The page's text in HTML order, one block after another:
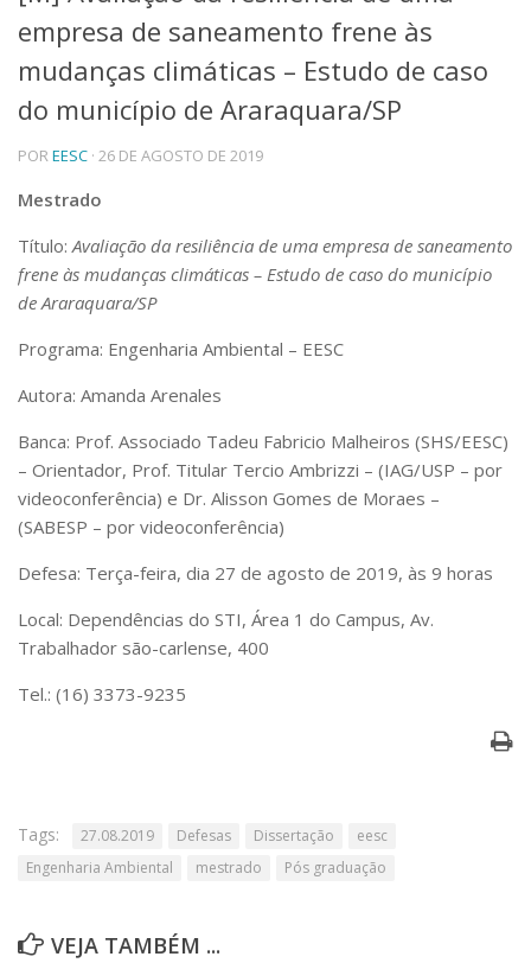
Telefones e Mapas
Pessoas
Ensino
Graduação
Educação a distância
Cursos de Extensão
Linhas de Pesquisa
Centros, Núcleos e Projetos em Rede
Pós-doutorado
Iniciação Científica
Transferência de Tecnologia
Empresas Juniores
Artes, Cultura e Esportes
Museus e Espaços Interativos
Bibliotecas
Segurança, Trânsito e Prevenção
RH, Administrativo e Financeiro
Comunicação
Defesa de Teses
empresa de saneamento frene às
mudanças climáticas – Estudo de caso
do município de Araraquara/SP
POREESC · 26 DE AGOSTO DE 2019
Mestrado
Título: Avaliação da resiliência de uma empresa de saneamento
frene às mudanças climáticas – Estudo de caso do município
de Araraquara/SP
Programa: Engenharia Ambiental – EESC
Autora: Amanda Arenales
Banca: Prof. Associado Tadeu Fabricio Malheiros (SHS/EESC)
– Orientador, Prof. Titular Tercio Ambrizzi – (IAG/USP – por
videoconferência) e Dr. Alisson Gomes de Moraes –
(SABESP – por videoconferência)
Defesa: Terça-feira, dia 27 de agosto de 2019, às 9 horas
Local: Dependências do STI, Área 1 do Campus, Av.
Trabalhador são-carlense, 400
Tel.: (16) 3373-9235
Tags: 27.08.2019 Defesas Dissertação
eesc
Engenharia Ambiental
mestrado Pós graduação
VEJA TAMBÉM ...